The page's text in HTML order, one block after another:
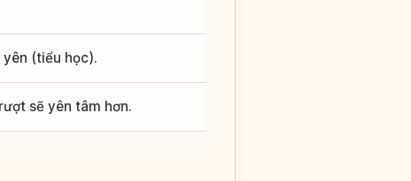
(tiểu học).
sẽ yên tâm hơn.